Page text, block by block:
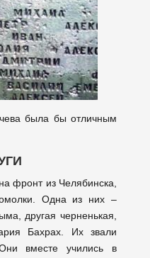
была бы отличным
фронт из Челябинска,
Одна из них –
другая черненькая,
Бахрах. Их звали
вместе учились в